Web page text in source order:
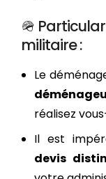
🪖
militaire :
Le
réalisez
Il est
devis